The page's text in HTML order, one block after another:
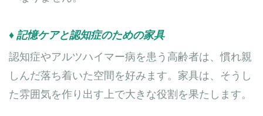
♦ 記憶ケアと認知症のための家具
認知症やアルツハイマー病を患う高齢者は、慣れ親
しんだ落ち着いた空間を好みます。家具は、そうし
た雰囲気を作り出す上で大きな役割を果たします。